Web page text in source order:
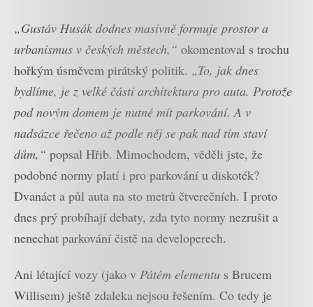
„Gustáv Husák dodnes masivně formuje prostor a
urbanismus v českých městech,“ okomentoval s trochu
hořkým úsměvem pirátský politik. „To, jak dnes
bydlíme, je z velké části architektura pro auta. Protože
pod novým domem je nutné mít parkování. A v
nadsázce řečeno až podle něj se pak nad tím staví
dům,“ popsal Hřib. Mimochodem, věděli jste, že
podobné normy platí i pro parkování u diskoték?
Dvanáct a půl auta na sto metrů čtverečních. I proto
dnes prý probíhají debaty, zda tyto normy nezrušit a
nenechat parkování čistě na developerech.
Ani létající vozy (jako v Pátém elementu s Brucem
Willisem) ještě zdaleka nejsou řešením. Co tedy je